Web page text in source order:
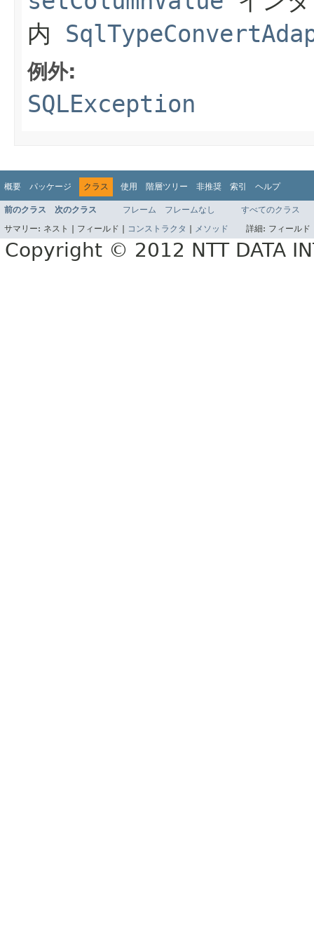
内
例外:
SQLException
概要 パッケージ クラス 使用 階層ツリー 非推奨 索引 ヘルプ
前のクラス 次のクラス フレーム フレームなし
すべてのクラス
サマリー: ネスト | フィールド | コンストラクタ メソッド 詳細: フィール
Copyright © 2012 NTT DATA